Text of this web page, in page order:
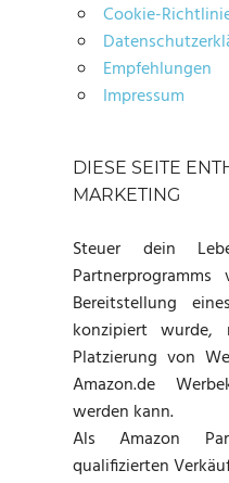
Cookie-
Empfehlungen
Impressum
DIESE SEITE
MARKETING
Steuer dein
Bereitstellung
konzipiert
Platzierung von
Amazon.de
werden kann.
Als Amazon
qualifizierten